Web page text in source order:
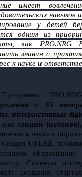
имеет
у детей
одним из
как PRO.NRG
знания с
к науке и
Программа
и 35
, интерактивные
секций (потоков)
в науке и
Секция USTAZ,
Спикеры
создания